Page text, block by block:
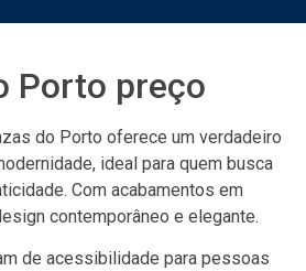
Porto preço
do Porto oferece um verdadeiro
ideal para quem busca
Com acabamentos em
contemporâneo e elegante.
de acessibilidade para pessoas